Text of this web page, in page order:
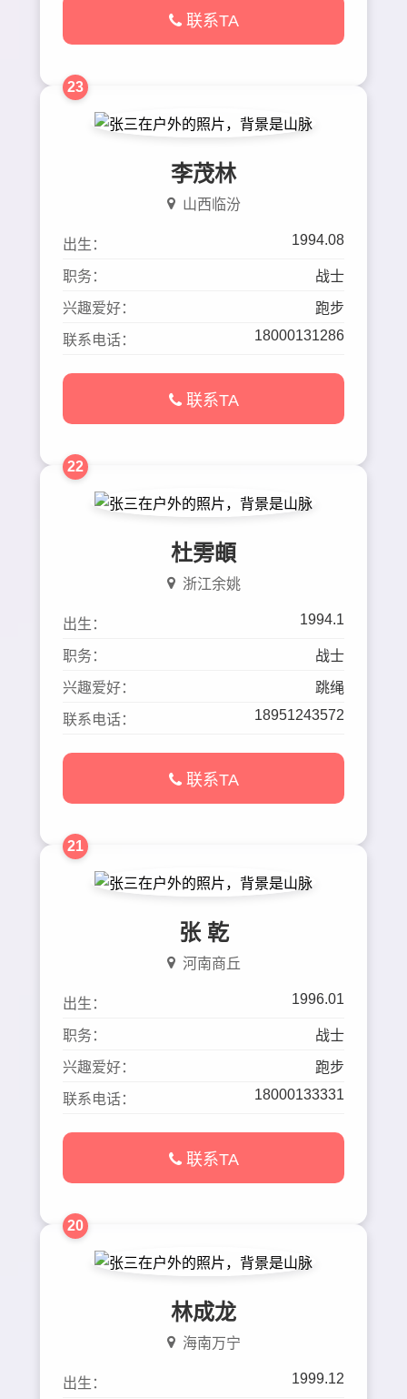
联系TA
23
李茂林
山西临汾
出生： 1994.08
职务： 战士
兴趣爱好： 跑步
联系电话： 18000131286
联系TA
22
杜雱頔
浙江余姚
出生： 1994.1
职务： 战士
兴趣爱好： 跳绳
联系电话： 18951243572
联系TA
21
张 乾
河南商丘
出生： 1996.01
职务： 战士
兴趣爱好： 跑步
联系电话： 18000133331
联系TA
20
林成龙
海南万宁
出生： 1999.12